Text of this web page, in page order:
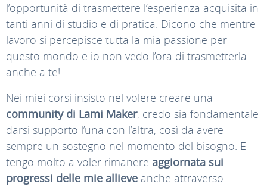
l’opportunità di trasmettere l’esperienza acquisita in
tanti anni di studio e di pratica. Dicono che mentre
lavoro si percepisce tutta la mia passione per
questo mondo e io non vedo l’ora di trasmetterla
anche a te!
Nei miei corsi insisto nel volere creare una
community di Lami Maker, credo sia fondamentale
darsi supporto l’una con l’altra, così da avere
sempre un sostegno nel momento del bisogno. E
tengo molto a voler rimanere aggiornata sui
progressi delle mie allieve anche attraverso